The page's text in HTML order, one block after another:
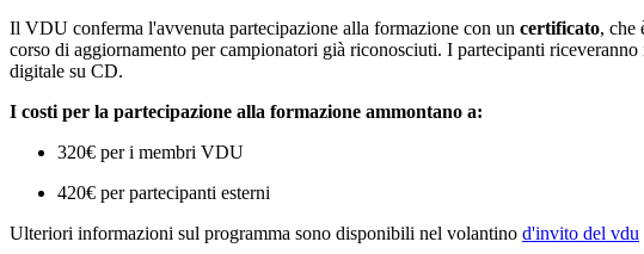
Il VDU conferma l'avvenuta partecipazione alla formazione con un certificato, che
corso di aggiornamento per campionatori già riconosciuti. I partecipanti
digitale su CD.
I costi per la partecipazione alla formazione ammontano a:
320€ per i membri VDU
420€ per partecipanti esterni
Ulteriori informazioni sul programma sono disponibili nel volantino d'invito del vdu